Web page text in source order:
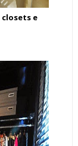
closets e